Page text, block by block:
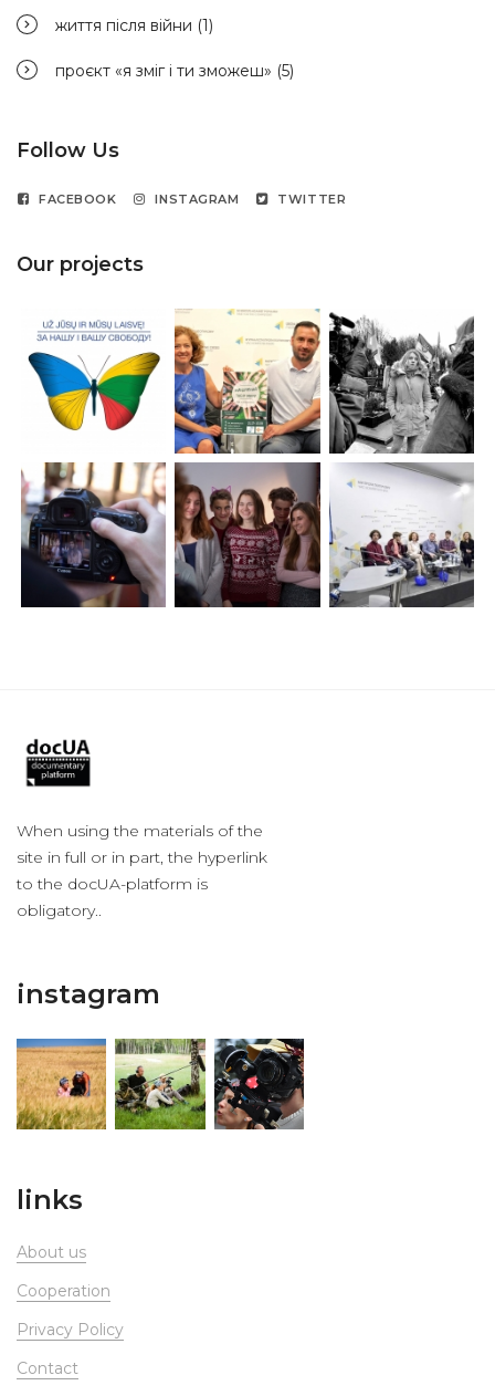
життя після війни (1)
проєкт «я зміг і ти зможеш» (5)
Follow Us
FACEBOOK INSTAGRAM TWITTER
Our projects
When using the materials of the
site in full or in part, the hyperlink
to the docUA-platform is
obligatory..
instagram
links
About us
Сooperation
Privacy Policy
Contact